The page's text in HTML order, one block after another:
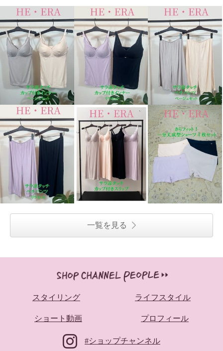
一覧を見る
スタイリング ライフスタイル
ショート動画 プロフィール
#ショップチャンネル